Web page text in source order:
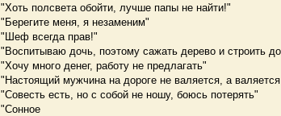
"Хоть полсвета обойти, лучше папы не найти!"
"Берегите меня, я незаменим"
"Шеф всегда прав!"
"Воспитываю дочь, поэтому сажать дерево и строить
"Хочу много денег, работу не предлагать"
"Настоящий мужчина на дороге не валяется, а
"Совесть есть, но с собой не ношу, боюсь потерять"
"Сонное